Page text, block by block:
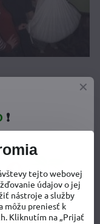
bavlneného kepru.
ovčou vlnou.
na 40 °C.
prať šetrne v
tejto webovej
údajov o jej
nástroje a služby
môžu preniesť k
Kliknutím na „Prijať
❗